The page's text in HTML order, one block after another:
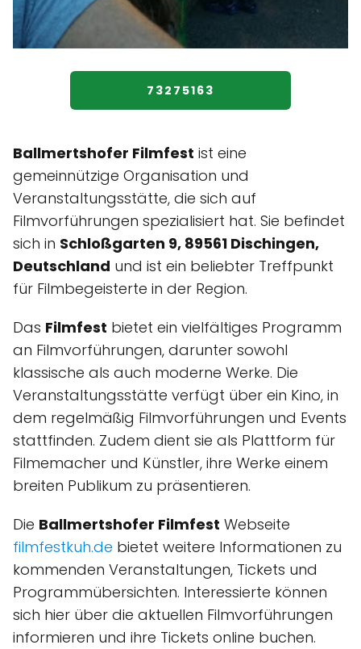
73275163
Ballmertshofer Filmfest ist eine
gemeinnützige Organisation und
Veranstaltungsstätte, die sich auf
Filmvorführungen spezialisiert hat. Sie befindet
sich in Schloßgarten 9, 89561 Dischingen,
Deutschland und ist ein beliebter Treffpunkt
für Filmbegeisterte in der Region.
Das Filmfest bietet ein vielfältiges Programm
an Filmvorführungen, darunter sowohl
klassische als auch moderne Werke. Die
Veranstaltungsstätte verfügt über ein Kino, in
dem regelmäßig Filmvorführungen und Events
stattfinden. Zudem dient sie als Plattform für
Filmemacher und Künstler, ihre Werke einem
breiten Publikum zu präsentieren.
Die Ballmertshofer Filmfest Webseite
filmfestkuh.de bietet weitere Informationen zu
kommenden Veranstaltungen, Tickets und
Programmübersichten. Interessierte können
sich hier über die aktuellen Filmvorführungen
informieren und ihre Tickets online buchen.